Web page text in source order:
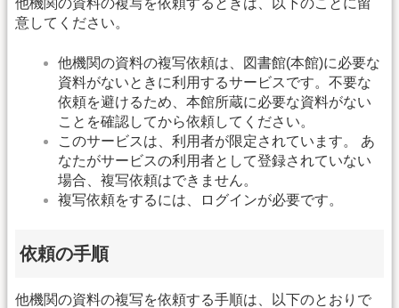
他機関の資料の複写を依頼するときは、以下のことに留
意してください。
他機関の資料の複写依頼は、図書館(本館)に必要な
資料がないときに利用するサービスです。不要な
依頼を避けるため、本館所蔵に必要な資料がない
ことを確認してから依頼してください。
このサービスは、利用者が限定されています。 あ
なたがサービスの利用者として登録されていない
場合、複写依頼はできません。
複写依頼をするには、ログインが必要です。
依頼の手順
他機関の資料の複写を依頼する手順は、以下のとおりで